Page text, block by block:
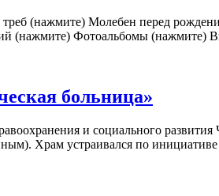
(нажмите) Молебен перед
(нажмите) Фотоальбомы (нажмите)
больница»
и социального
Храм устраивался по